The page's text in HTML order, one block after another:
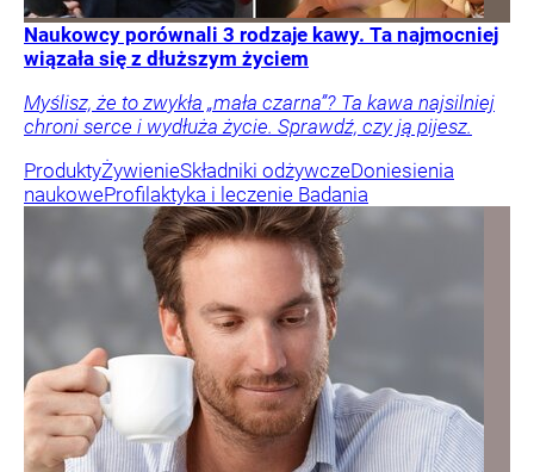
Naukowcy porównali 3 rodzaje kawy. Ta najmocniej
wiązała się z dłuższym życiem
Myślisz, że to zwykła „mała czarna”? Ta kawa najsilniej
chroni serce i wydłuża życie. Sprawdź, czy ją pijesz.
ProduktyŻywienieSkładniki odżywczeDoniesienia
naukoweProfilaktyka i leczenie Badania